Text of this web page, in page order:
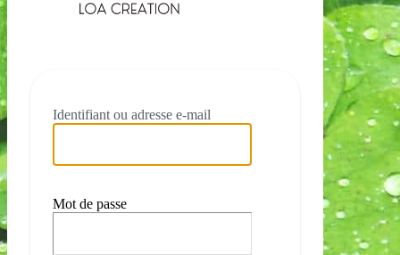
Identifiant ou adresse e-mail
Mot de passe